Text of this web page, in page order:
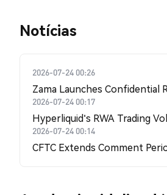
​​Notícias​​
2026-07-24 00:26
Zama Launches
2026-07-24 00:17
Hyperliquid's RWA Trading
2026-07-24 00:14
CFTC Extends Comment